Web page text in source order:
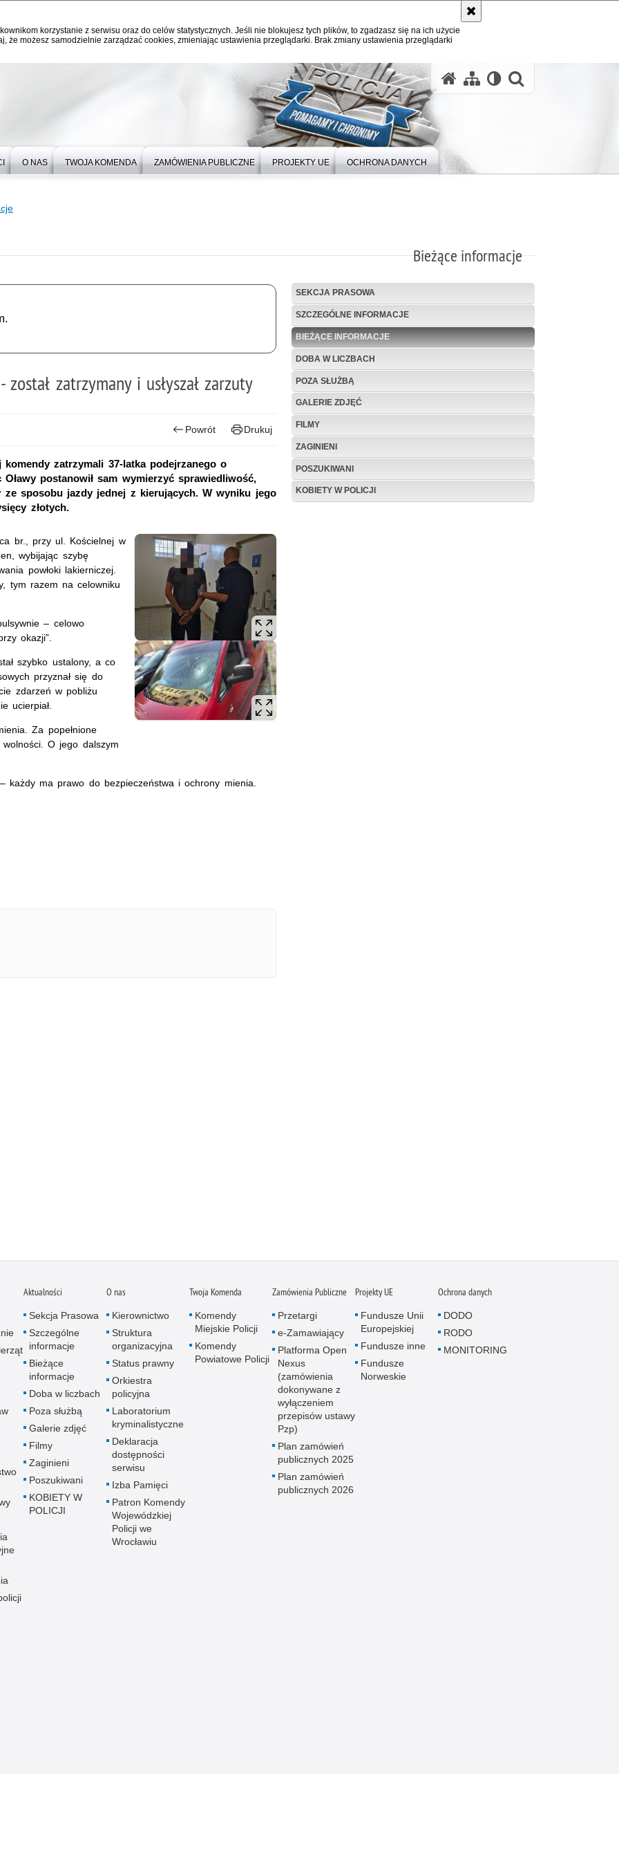
korzystanie z serwisu oraz do celów statystycznych. Jeśli nie blokujesz tych plików, to zgadzasz się na ich użycie
że możesz samodzielnie zarządzać cookies, zmieniając ustawienia przeglądarki. Brak zmiany ustawienia przeglądarki
O NAS TWOJA KOMENDA ZAMÓWIENIA PUBLICZNE PROJEKTY UE OCHRONA DANYCH
Bieżące informacje
zatrzymany i usłyszał zarzuty
Powrót Drukuj
komendy zatrzymali 37-latka podejrzanego o
postanowił sam wymierzyć sprawiedliwość,
ze sposobu jazdy jednej z kierujących. W wyniku jego
złotych.
br., przy ul. Kościelnej w
wybijając szybę
powłoki lakierniczej.
tym razem na celowniku
– celowo
okazji”.
szybko ustalony, a co
przyznał się do
zdarzeń w pobliżu
ucierpiał.
Za popełnione
O jego dalszym
każdy ma prawo do bezpieczeństwa i ochrony mienia.
SEKCJA PRASOWA
SZCZEGÓLNE INFORMACJE
BIEŻĄCE INFORMACJE
DOBA W LICZBACH
POZA SŁUŻBĄ
GALERIE ZDJĘĆ
FILMY
ZAGINIENI
POSZUKIWANI
KOBIETY W POLICJI
Aktualności
Sekcja Prasowa
Szczególne
informacje
Bieżące
informacje
Doba w liczbach
Poza służbą
Galerie zdjęć
Filmy
Zaginieni
Poszukiwani
KOBIETY W
POLICJI
O nas
Kierownictwo
Struktura
organizacyjna
Status prawny
Orkiestra
policyjna
Laboratorium
kryminalistyczne
Deklaracja
dostępności
serwisu
Izba Pamięci
Patron Komendy
Wojewódzkiej
Policji we
Wrocławiu
Twoja Komenda
Komendy
Miejskie Policji
Komendy
Powiatowe Policji
Zamówienia Publiczne
Przetargi
e-Zamawiający
Platforma Open
Nexus
(zamówienia
dokonywane z
wyłączeniem
przepisów ustawy
Pzp)
Plan zamówień
publicznych 2025
Plan zamówień
publicznych 2026
Projekty UE
Fundusze Unii
Europejskiej
Fundusze inne
Fundusze
Norweskie
Ochrona danych
DODO
RODO
MONITORING